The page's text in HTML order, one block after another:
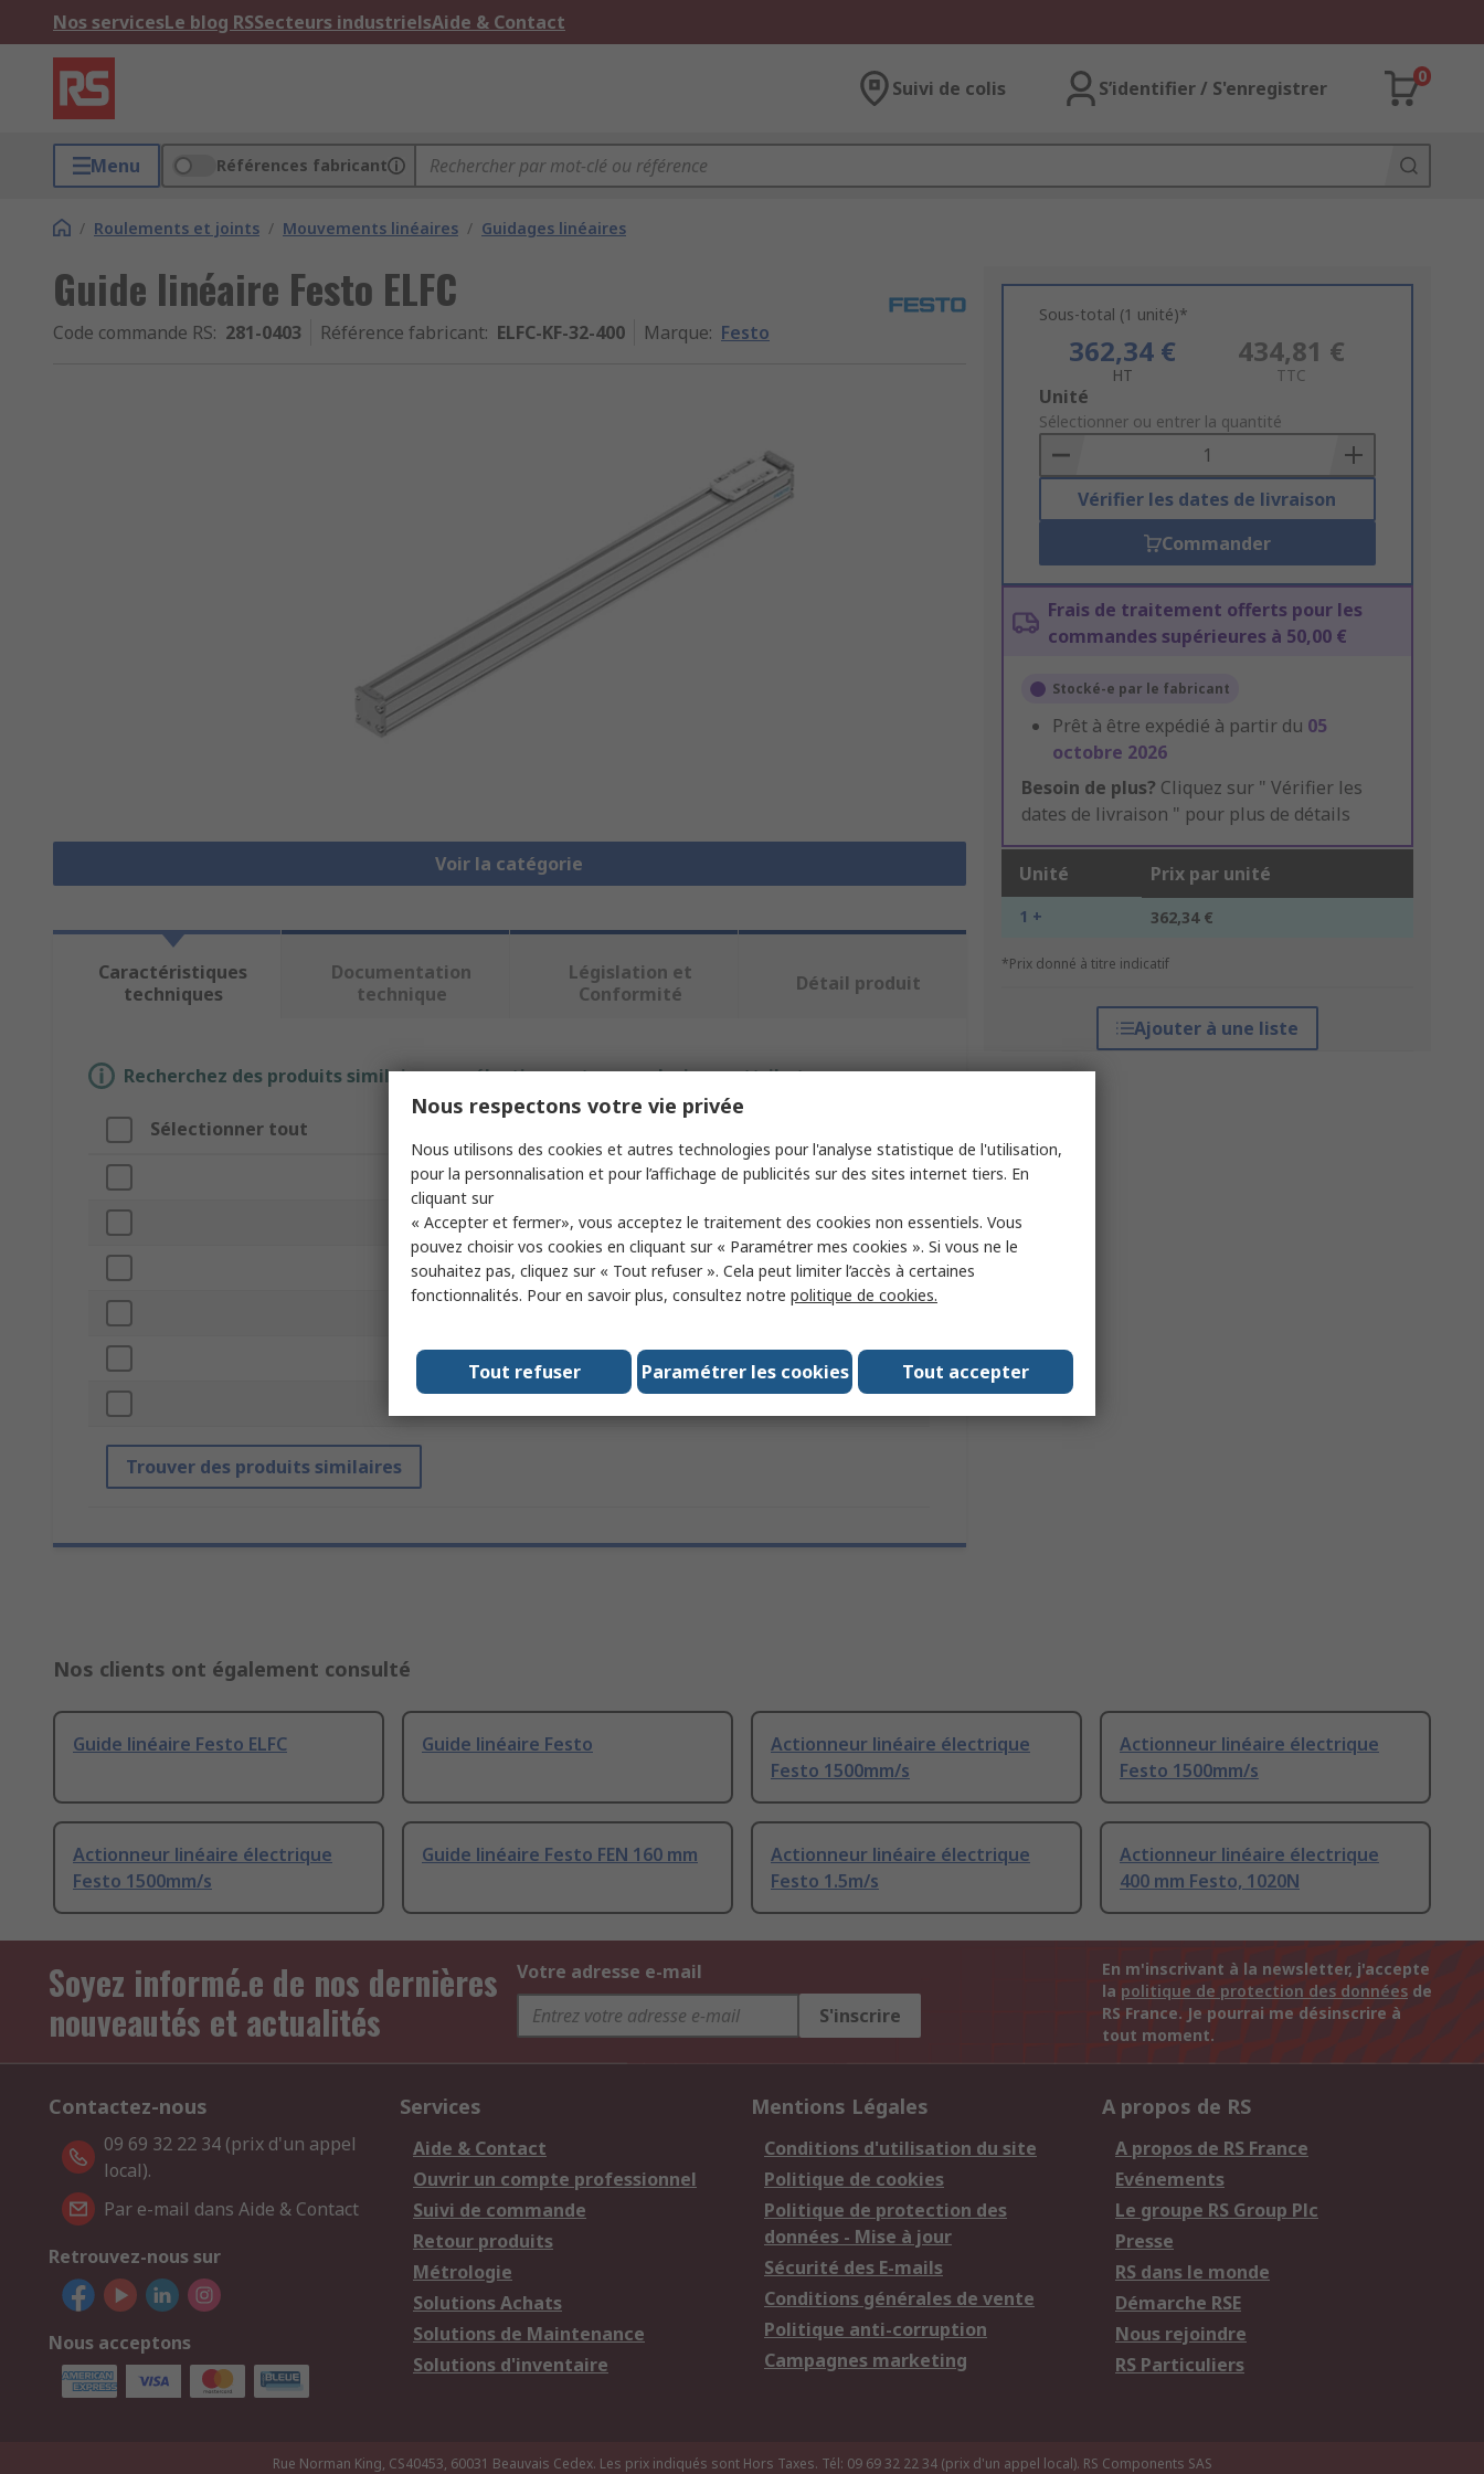
Nos servicesLe blog RSSecteurs industrielsAide & Contact
Suivi de colis S’identifier / S'enregistrer
0
Menu Références fabricant
/ Roulements et joints / Mouvements linéaires / Guidages linéaires
Guide linéaire Festo ELFC
Code commande RS: 281-0403 Référence fabricant: ELFC-KF-32-400 Marque: Festo
Voir la catégorie
Sous-total (1 unité)*
362,34 €
HT
434,81 €
TTC
Add
to
Basket
Unité
Sélectionner ou entrer la quantité
Vérifier les dates de livraison
Commander
Frais de traitement offerts pour les
commandes supérieures à 50,00 €
Stocké-e par le fabricant
Prêt à être expédié à partir du 05
octobre 2026
Besoin de plus? Cliquez sur " Vérifier les
dates de livraison " pour plus de détails
Unité Prix par unité
1 + 362,34 €
*Prix donné à titre indicatif
Ajouter à une liste
Caractéristiques
techniques
Documentation
technique
Législation et
Conformité
Détail produit
Recherchez des produits similaires en sélectionnant un ou plusieurs attributs.
Sélectionner tout
Marque Festo
Longueur de rail 400mm
Type de produit Guide linéaire
Trouver des produits similaires
Nos clients ont également consulté
Guide linéaire Festo ELFC Guide linéaire Festo
Actionneur linéaire électrique
Festo 1500mm/s
Actionneur linéaire électrique
Festo 1500mm/s
Actionneur linéaire électrique
Festo 1500mm/s
Guide linéaire Festo FEN 160 mm
Actionneur linéaire électrique
Festo 1.5m/s
Actionneur linéaire électrique
400 mm Festo, 1020N
Soyez informé.e de nos dernières
nouveautés et actualités
Votre adresse e-mail
S'inscrire
En m'inscrivant à la newsletter, j'accepte
la politique de protection des données de
RS France. Je pourrai me désinscrire à
tout moment.
Contactez-nous
09 69 32 22 34 (prix d'un appel
local).
Par e-mail dans Aide & Contact
Retrouvez-nous sur
Nous acceptons
Services
Aide & Contact
Ouvrir un compte professionnel
Suivi de commande
Retour produits
Métrologie
Solutions Achats
Solutions de Maintenance
Solutions d'inventaire
Mentions Légales
Conditions d'utilisation du site
Politique de cookies
Politique de protection des
données - Mise à jour
Sécurité des E-mails
Conditions générales de vente
Politique anti-corruption
Campagnes marketing
A propos de RS
A propos de RS France
Evénements
Le groupe RS Group Plc
Presse
RS dans le monde
Démarche RSE
Nous rejoindre
RS Particuliers
Rue Norman King, CS40453, 60031 Beauvais Cedex. Les prix indiqués sont Hors Taxes. Tél: 09 69 32 22 34 (prix d'un appel local). RS Components SAS
Nous respectons votre vie privée
Nous utilisons des cookies et autres technologies pour l'analyse statistique de l'utilisation,
pour la personnalisation et pour l’affichage de publicités sur des sites internet tiers. En
cliquant sur
« Accepter et fermer», vous acceptez le traitement des cookies non essentiels. Vous
pouvez choisir vos cookies en cliquant sur « Paramétrer mes cookies ». Si vous ne le
souhaitez pas, cliquez sur « Tout refuser ». Cela peut limiter l’accès à certaines
fonctionnalités. Pour en savoir plus, consultez notre politique de cookies.
Tout accepter
Paramétrer les cookies
Tout refuser